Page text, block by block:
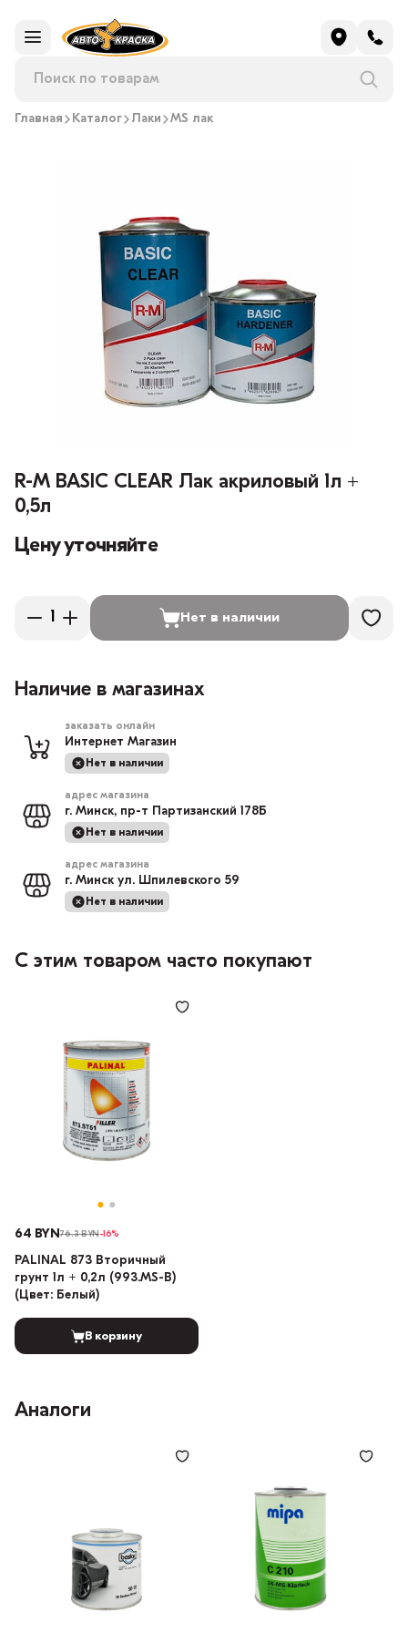
Главная Каталог Лаки MS лак
R-M BASIC CLEAR Лак акриловый 1л +
0,5л
Цену уточняйте
Нет в наличии
Наличие в магазинах
заказать онлайн
Интернет Магазин
Нет в наличии
адрес магазина
г. Минск, пр-т Партизанский 178Б
Нет в наличии
адрес магазина
г. Минск ул. Шпилевского 59
Нет в наличии
С этим товаром часто покупают
64 BYN76.3 BYN-16%
PALINAL 873 Вторичный
грунт 1л + 0,2л (993.MS-B)
(Цвет: Белый)
В корзину
Аналоги